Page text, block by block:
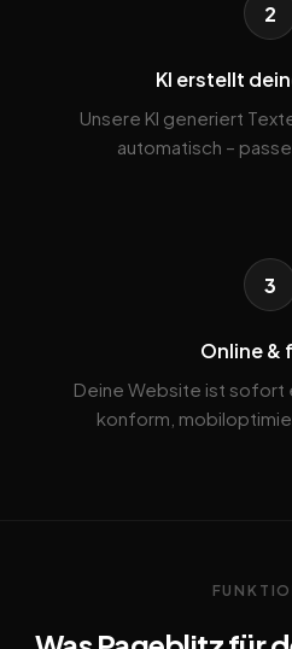
2
KI erstellt
Unsere KI generiert
automatisch –
3
Online &
Deine Website ist sofort
konform,